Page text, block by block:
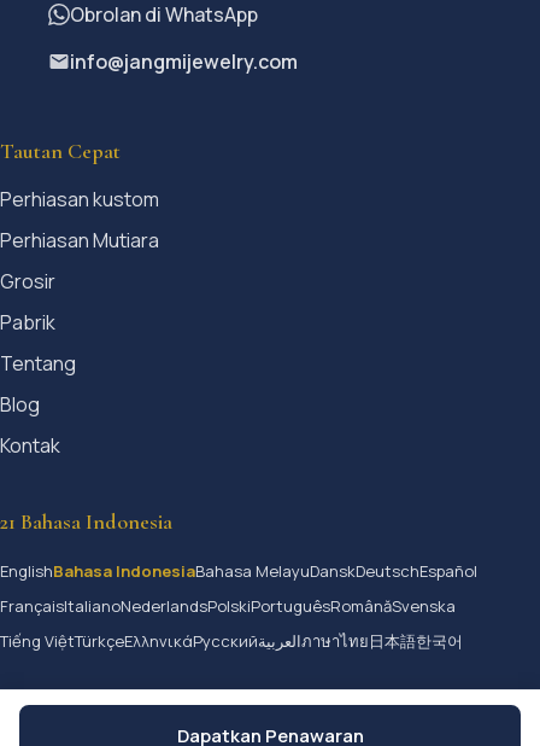
Dapatkan Penawaran
Obrolan di WhatsApp
info@jangmijewelry.com
Tautan Cepat
Perhiasan kustom
Perhiasan Mutiara
Grosir
Pabrik
Tentang
Blog
Kontak
21 Bahasa Indonesia
EnglishBahasa IndonesiaBahasa MelayuDanskDeutschEspañol
FrançaisItalianoNederlandsPolskiPortuguêsRomânăSvenska
Tiếng ViệtTürkçeΕλληνικάРусскийالعربيةภาษาไทย日本語한국어